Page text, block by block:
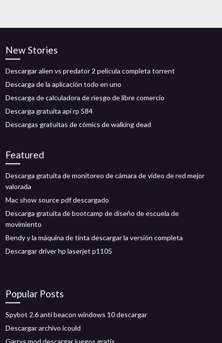
New Stories
Descargar alien vs predator 2 película completa torrent
Descarga de la aplicación todo en uno
Descarga de calculadora de riesgo de libre comercio
Descarga gratuita api rp 584
Descargas gratuitas de cómics de walking dead
Featured
Descarga gratuita de monitoreo de cámara de video de red mejor
valorada
Mac show source pdf descargado
Descarga gratuita de bootcamp de diseño de escuela de
movimiento
Bendy y la máquina de tinta descargar la versión completa
Descargar driver hp laserjet p1105
Popular Posts
Spybot 2.6 anti beacon windows 10 descargar
Descargar archivo icould
Garrys mod descargar juegos gratis